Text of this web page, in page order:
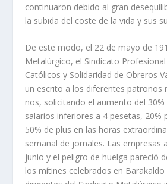
continuaron debido al gran
la subida del coste de la vida y sus
De este modo, el 22 de mayo de
Metalúrgico, el Sindicato
Católicos y Solidaridad de Obreros
un escrito a los diferentes patronos
nos, solicitando el aumento del
salarios inferiores a 4 pesetas, 20%
50% de plus en las horas
semanal de jor­nales. Las empresas
junio y el peligro de huelga pareció
los mí­tines celebrados en Barakaldo